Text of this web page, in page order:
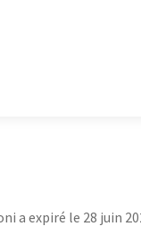
a expiré le 28 juin